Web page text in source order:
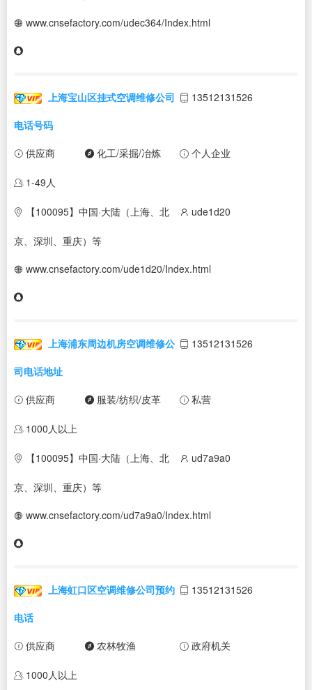
www.cnsefactory.com/udec364/Index.html
上海宝山区挂式空调维修公司
电话号码
13512131526
供应商 化工/采掘/冶炼 个人企业
1-49人
【100095】中国·大陆（上海、北
京、深圳、重庆）等
ude1d20
www.cnsefactory.com/ude1d20/Index.html
上海浦东周边机房空调维修公
司电话地址
13512131526
供应商 服装/纺织/皮革 私营
1000人以上
【100095】中国·大陆（上海、北
京、深圳、重庆）等
ud7a9a0
www.cnsefactory.com/ud7a9a0/Index.html
上海虹口区空调维修公司预约
电话
13512131526
供应商 农林牧渔 政府机关
1000人以上